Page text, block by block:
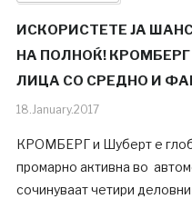
ИСКОРИСТЕТЕ ЈА
НА ПОЛНОЌ!
ЛИЦА СО СРЕДНО И
18.January.2017
КРОМБЕРГ и Шуберт е
промарно активна во
сочинуваат четири